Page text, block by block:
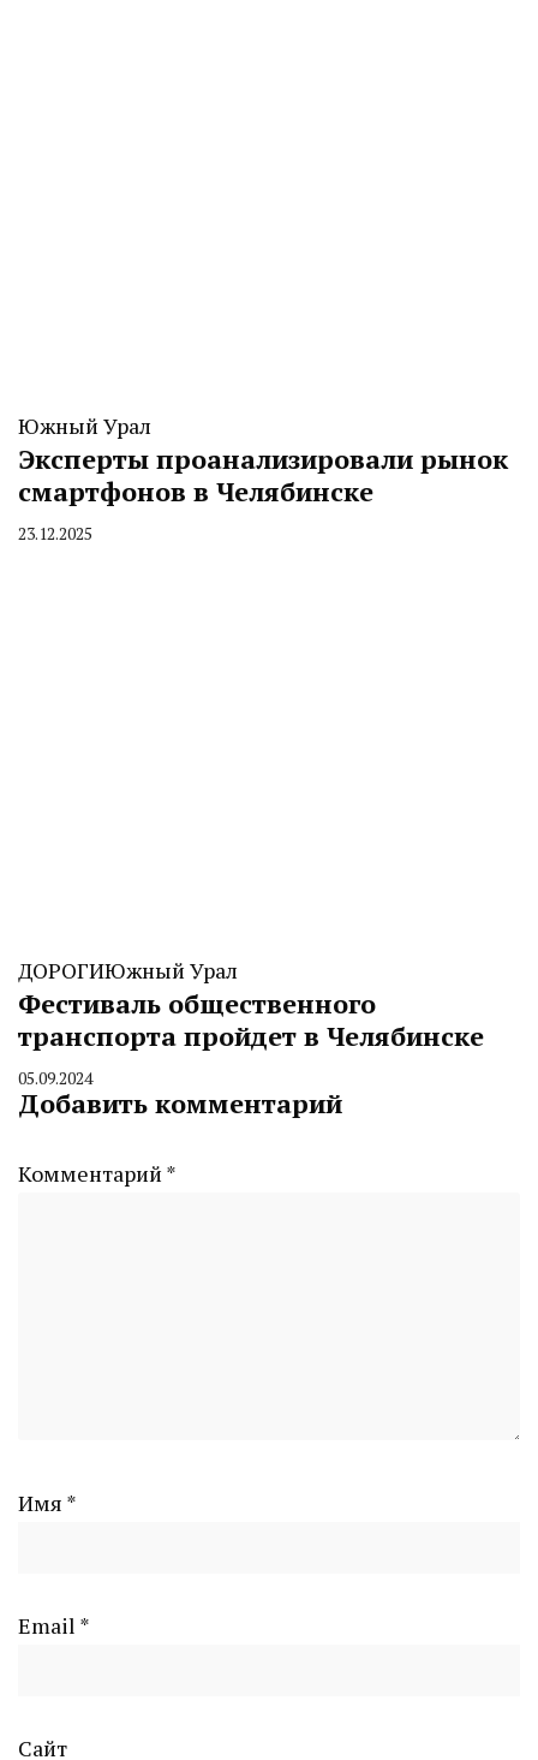
Южный Урал
Эксперты проанализировали рынок
смартфонов в Челябинске
By
23.12.2025
ДОРОГИЮжный Урал
Фестиваль общественного
транспорта пройдет в Челябинске
By
CHELINDUSTRY
05.09.2024
Добавить комментарий
Комментарий *
Имя *
Email *
Сайт